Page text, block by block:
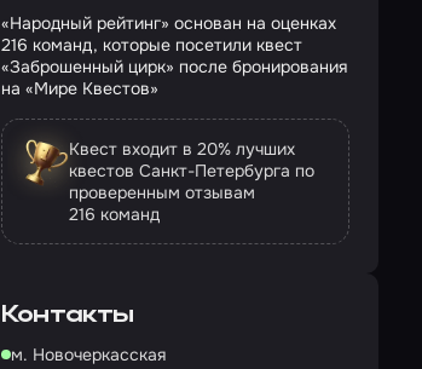
«Народный рейтинг» основан на оценках
216 команд, которые посетили квест
«Заброшенный цирк» после бронирования
на «Мире Квестов»
Квест входит в 20% лучших
квестов Санкт-Петербурга по
проверенным отзывам
216 команд
Контакты
м. Новочеркасская